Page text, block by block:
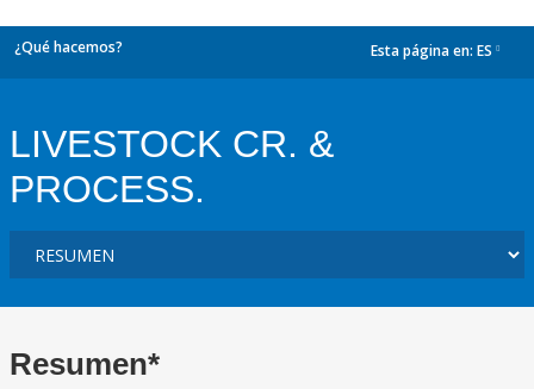
¿Qué hacemos? Esta página en: ES
LIVESTOCK CR. &
PROCESS.
Resumen*